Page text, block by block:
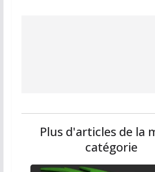
Plus d'articles de la
catégorie